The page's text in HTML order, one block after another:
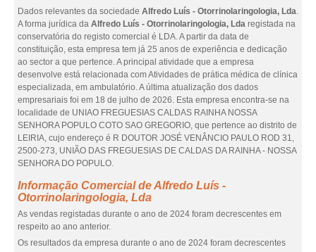
Dados relevantes da sociedade Alfredo Luís - Otorrinolaringologia, Lda.
A forma jurídica da Alfredo Luís - Otorrinolaringologia, Lda registada na
conservatória do registo comercial é LDA. A partir da data de
constituição, esta empresa tem já 25 anos de experiência e dedicação
ao sector a que pertence. A principal atividade que a empresa
desenvolve está relacionada com Atividades de prática médica de clínica
especializada, em ambulatório. A última atualização dos dados
empresariais foi em 18 de julho de 2026. Esta empresa encontra-se na
localidade de UNIAO FREGUESIAS CALDAS RAINHA NOSSA
SENHORA POPULO COTO SAO GREGORIO, que pertence ao distrito de
LEIRIA, cujo endereço é R DOUTOR JOSÉ VENÂNCIO PAULO ROD 31,
2500-273, UNIÃO DAS FREGUESIAS DE CALDAS DA RAINHA - NOSSA
SENHORA DO POPULO.
Informação Comercial de Alfredo Luís -
Otorrinolaringologia, Lda
As vendas registadas durante o ano de 2024 foram decrescentes em
respeito ao ano anterior.
Os resultados da empresa durante o ano de 2024 foram decrescentes